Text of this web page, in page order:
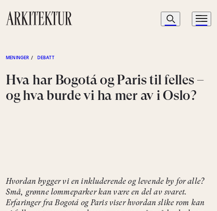
Navigasjon
Søk Meny
MENINGER / DEBATT
Hva har Bogotá og Paris til felles –
og hva burde vi ha mer av i Oslo?
Hvordan bygger vi en inkluderende og levende by for alle?
Små, grønne lommeparker kan være en del av svaret.
Erfaringer fra Bogotá og Paris viser hvordan slike rom kan